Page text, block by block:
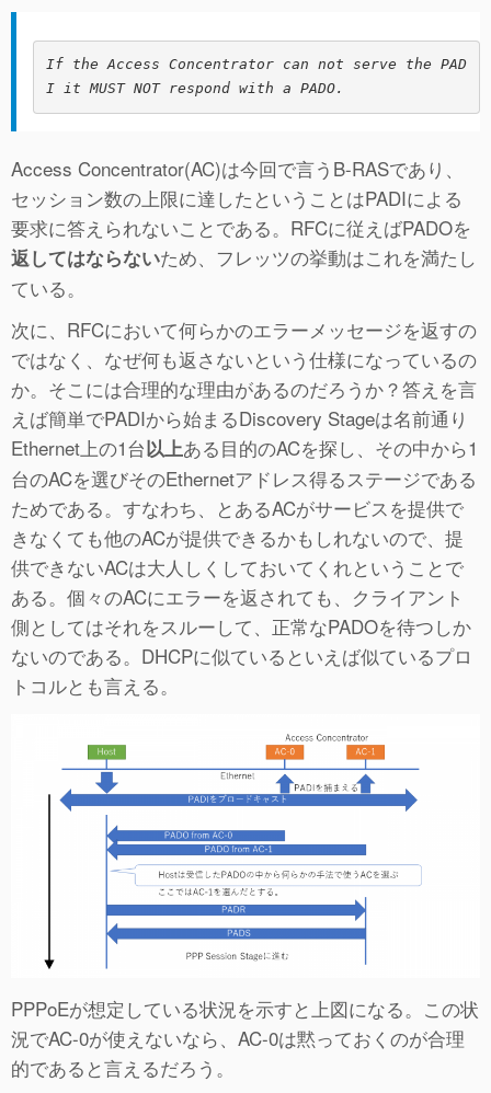
If the Access Concentrator can not serve the PAD
I it MUST NOT respond with a PADO.
Access Concentrator(AC)は今回で言うB-RASであり、
セッション数の上限に達したということはPADIによる
要求に答えられないことである。RFCに従えばPADOを
返してはならないため、フレッツの挙動はこれを満たし
ている。
次に、RFCにおいて何らかのエラーメッセージを返すの
ではなく、なぜ何も返さないという仕様になっているの
か。そこには合理的な理由があるのだろうか？答えを言
えば簡単でPADIから始まるDiscovery Stageは名前通り
Ethernet上の1台以上ある目的のACを探し、その中から1
台のACを選びそのEthernetアドレス得るステージである
ためである。すなわち、とあるACがサービスを提供で
きなくても他のACが提供できるかもしれないので、提
供できないACは大人しくしておいてくれということで
ある。個々のACにエラーを返されても、クライアント
側としてはそれをスルーして、正常なPADOを待つしか
ないのである。DHCPに似ているといえば似ているプロ
トコルとも言える。
PPPoEが想定している状況を示すと上図になる。この状
況でAC-0が使えないなら、AC-0は黙っておくのが合理
的であると言えるだろう。